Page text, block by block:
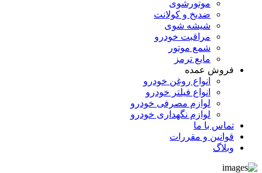
موتورشوی
ضدیخ و کولانت
شیشه شوی
مراقبت خودرو
شمع موتور
مایع ترمز
فروش عمده
انواع روغن خودرو
انواع فیلتر خودرو
لوازم مصرفی خودرو
لوازم نگهداری خودرو
تماس با ما
قوانین و مقررات
وبلاگ